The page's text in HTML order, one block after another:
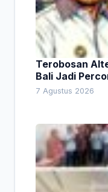
Terobosan
Bali Jadi
Pembiayaan
7 Agustus 2026